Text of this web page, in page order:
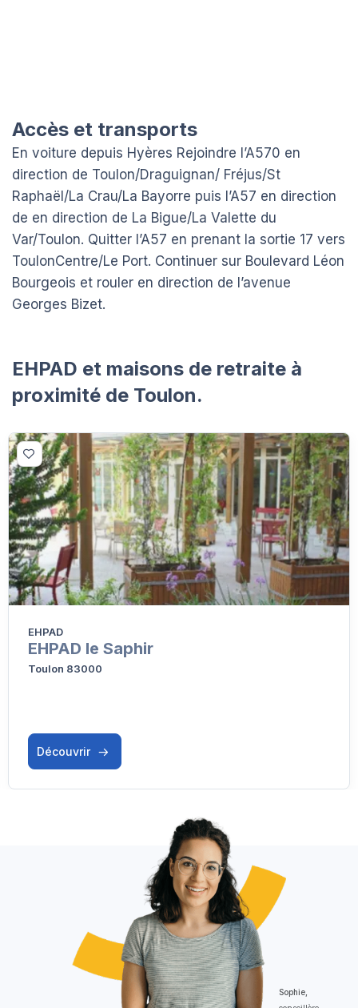
Accès et transports
En voiture depuis Hyères Rejoindre l’A570 en
direction de Toulon/Draguignan/ Fréjus/St
Raphaël/La Crau/La Bayorre puis l’A57 en direction
de en direction de La Bigue/La Valette du
Var/Toulon. Quitter l’A57 en prenant la sortie 17 vers
ToulonCentre/Le Port. Continuer sur Boulevard Léon
Bourgeois et rouler en direction de l’avenue
Georges Bizet.
EHPAD et maisons de retraite à
proximité de Toulon.
EHPAD
EHPAD le Saphir
Toulon 83000
Découvrir
Sophie,